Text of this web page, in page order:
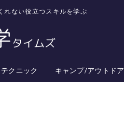
れない役立つスキルを学ぶ
クニック キャンプ/アウトドア